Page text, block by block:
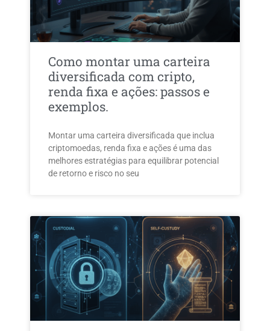
Como montar uma carteira
diversificada com cripto,
renda fixa e ações: passos e
exemplos.
Montar uma carteira diversificada que inclua
criptomoedas, renda fixa e ações é uma das
melhores estratégias para equilibrar potencial
de retorno e risco no seu